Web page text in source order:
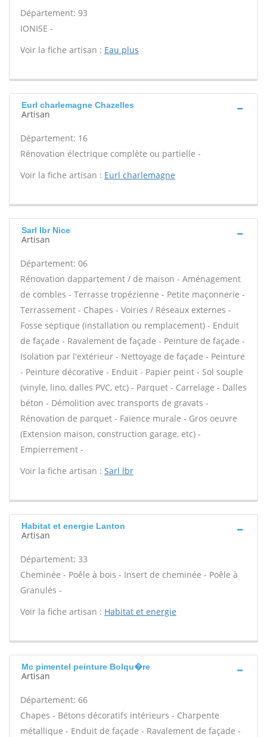
Département: 93
IONISE -
Voir la fiche artisan : Eau plus
Eurl charlemagne Chazelles
Artisan
Département: 16
Rénovation électrique complète ou partielle -
Voir la fiche artisan : Eurl charlemagne
Sarl lbr Nice
Artisan
Département: 06
Rénovation dappartement / de maison - Aménagement
de combles - Terrasse tropézienne - Petite maçonnerie -
Terrassement - Chapes - Voiries / Réseaux externes -
Fosse septique (installation ou remplacement) - Enduit
de façade - Ravalement de façade - Peinture de façade -
Isolation par l'extérieur - Nettoyage de façade - Peinture
- Peinture décorative - Enduit - Papier peint - Sol souple
(vinyle, lino, dalles PVC, etc) - Parquet - Carrelage - Dalles
béton - Démolition avec transports de gravats -
Rénovation de parquet - Faïence murale - Gros oeuvre
(Extension maison, construction garage, etc) -
Empierrement -
Voir la fiche artisan : Sarl lbr
Habitat et energie Lanton
Artisan
Département: 33
Cheminée - Poêle à bois - Insert de cheminée - Poêle à
Granulés -
Voir la fiche artisan : Habitat et energie
Mc pimentel peinture Bolqu�re
Artisan
Département: 66
Chapes - Bétons décoratifs intérieurs - Charpente
métallique - Enduit de façade - Ravalement de façade -